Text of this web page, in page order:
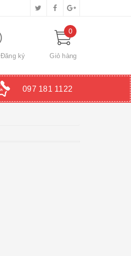
Đăng ký
0
Giỏ hàng
097 181 1122